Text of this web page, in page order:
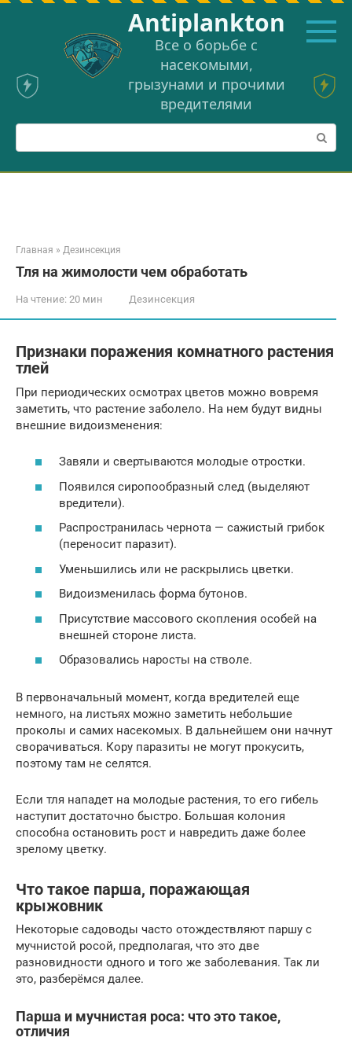
Перейти
Аntiplankton
Все о борьбе с
насекомыми,
грызунами и прочими
вредителями
Поиск:
Главная » Дезинсекция
Тля на жимолости чем обработать
На чтение: 20 мин Дезинсекция
Признаки поражения комнатного растения
тлей
При периодических осмотрах цветов можно вовремя
заметить, что растение заболело. На нем будут видны
внешние видоизменения:
Завяли и свертываются молодые отростки.
Появился сиропообразный след (выделяют
вредители).
Распространилась чернота — сажистый грибок
(переносит паразит).
Уменьшились или не раскрылись цветки.
Видоизменилась форма бутонов.
Присутствие массового скопления особей на
внешней стороне листа.
Образовались наросты на стволе.
В первоначальный момент, когда вредителей еще
немного, на листьях можно заметить небольшие
проколы и самих насекомых. В дальнейшем они начнут
сворачиваться. Кору паразиты не могут прокусить,
поэтому там не селятся.
Если тля нападет на молодые растения, то его гибель
наступит достаточно быстро. Большая колония
способна остановить рост и навредить даже более
зрелому цветку.
Что такое парша, поражающая
крыжовник
Некоторые садоводы часто отождествляют паршу с
мучнистой росой, предполагая, что это две
разновидности одного и того же заболевания. Так ли
это, разберёмся далее.
Парша и мучнистая роса: что это такое,
отличия